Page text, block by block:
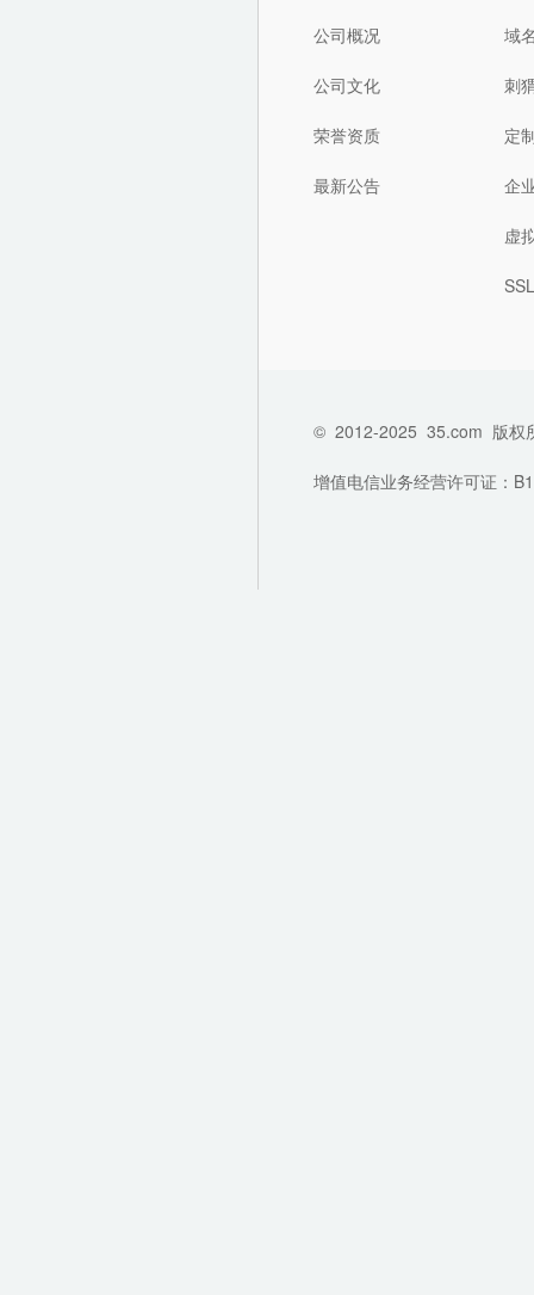
公司概况
公司文化
荣誉资质
最新公告
域
刺
定
企
虚
© 2012-2025 35.com 版权
增值电信业务经营许可证：